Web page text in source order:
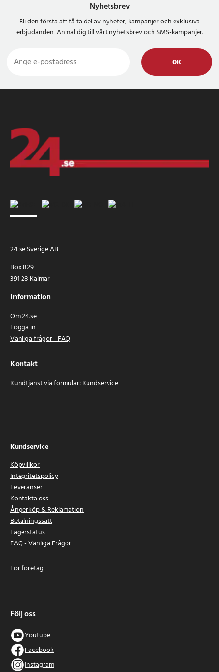
Nyhetsbrev
Bli den första att få ta del av nyheter, kampanjer och exklusiva
erbjudanden Anmäl dig till vårt nyhetsbrev och SMS-kampanjer.
OK
24 se Sverige AB
Box 829
391 28 Kalmar
Information
Om 24.se
Logga in
Vanliga frågor - FAQ
Kontakt
Kundtjänst via formulär:Kundservice
Kundservice
Köpvillkor
Integritetspolicy
Leveranser
Kontakta oss
Ångerköp & Reklamation
Betalningssätt
Lagerstatus
FAQ - Vanliga Frågor
För företag
Följ oss
Youtube
Facebook
Instagram